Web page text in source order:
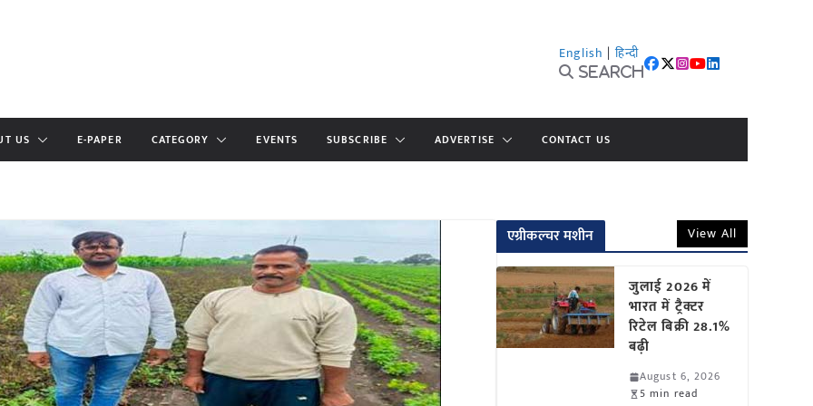
English | हिन्दी
Search
US E-PAPER CATEGORY EVENTS SUBSCRIBE ADVERTISE CONTACT US
एग्रीकल्चर मशीन View All
जुलाई 2026 में
भारत में ट्रैक्टर
रिटेल बिक्री 28.1%
बढ़ी
August 6, 2026
5 min read